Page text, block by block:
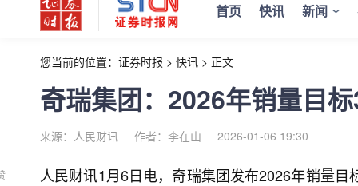
首页 快讯 新闻
您当前的位置： 证券时报 > 快讯 > 正文
奇瑞集团：2026年销量目
来源：人民财讯 作者：李在山 2026-01-06 19:30
人民财讯1月6日电， 奇瑞集团发布2026年销量目